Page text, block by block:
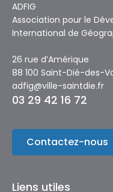
ADFIG
Association pour le
International de
26 rue d’Amérique
88 100 Saint-Dié-des-
adfig@ville-saintdie.fr
03 29 42 16 72
Contactez-nous
Liens utiles